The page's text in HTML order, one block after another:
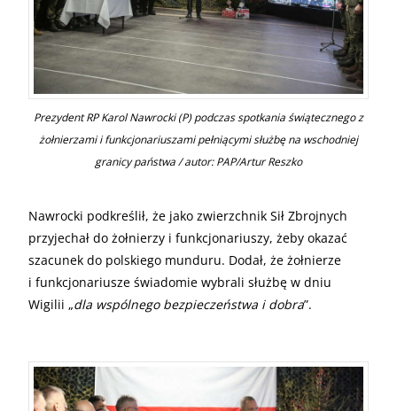
Prezydent RP Karol Nawrocki (P) podczas spotkania świątecznego z
żołnierzami i funkcjonariuszami pełniącymi służbę na wschodniej
granicy państwa / autor: PAP/Artur Reszko
Nawrocki podkreślił, że jako zwierzchnik Sił Zbrojnych
przyjechał do żołnierzy i funkcjonariuszy, żeby okazać
szacunek do polskiego munduru. Dodał, że żołnierze
i funkcjonariusze świadomie wybrali służbę w dniu
Wigilii „dla wspólnego bezpieczeństwa i dobra”.